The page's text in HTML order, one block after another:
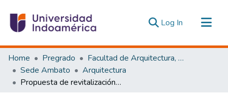
Log In (current)
Communities & Collections
All of DSpace
Statistics
Home Pregrado
Facultad de Arquitectura, Artes y Diseño
Sede Ambato
Arquitectura
Propuesta de revitalización del centro urbano, con enfoque en el espacio público, de la ciudad de Salcedo, provincia de Cotopaxi.